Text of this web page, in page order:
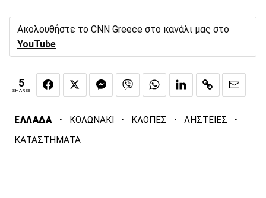
Ακολουθήστε το CNN Greece στο κανάλι μας στο
YouTube
5
SHARES
ΕΛΛΑΔΑ · ΚΟΛΩΝΑΚΙ · ΚΛΟΠΕΣ · ΛΗΣΤΕΙΕΣ ·
ΚΑΤΑΣΤΗΜΑΤΑ